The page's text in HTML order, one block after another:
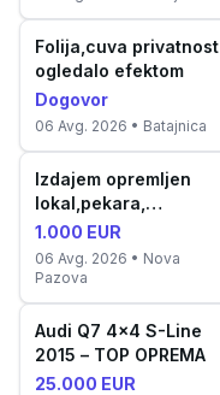
Folija,cuva privatnost
ogledalo efektom
Dogovor
06 Avg. 2026 • Batajnica
Izdajem opremljen
lokal,pekara,
proizvodnja kolača
1.000 EUR
06 Avg. 2026 • Nova
Pazova
Audi Q7 4x4 S-Line
2015 – TOP OPREMA
25.000 EUR